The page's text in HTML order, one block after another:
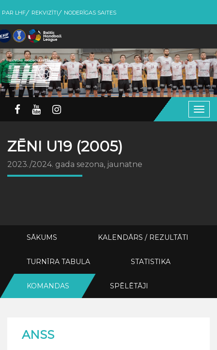
PAR LHF REKVIZĪTI NODERĪGAS SAITES
ZĒNI U19 (2005)
2023./2024. gada sezona, jaunatne
SĀKUMS KALENDĀRS / REZULTĀTI
TURNĪRA TABULA STATISTIKA
KOMANDAS SPĒLĒTĀJI
ANSS